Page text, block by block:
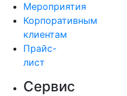
Мероприятия
Корпоративным
клиентам
Прайс-
лист
Сервис